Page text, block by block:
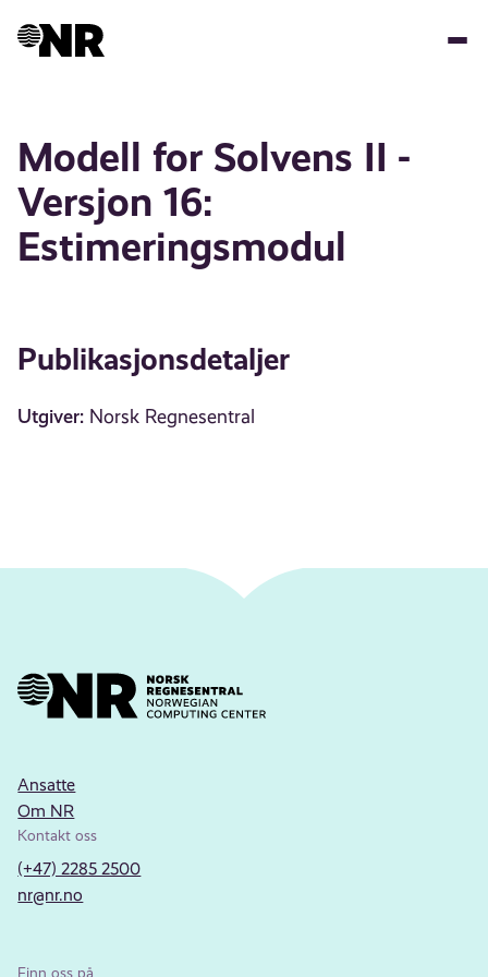
Modell for Solvens II -
Versjon 16:
Estimeringsmodul
Publikasjonsdetaljer
Utgiver: Norsk Regnesentral
Ansatte
Om NR
Kontakt oss
(+47) 2285 2500
nr@nr.no
Finn oss på